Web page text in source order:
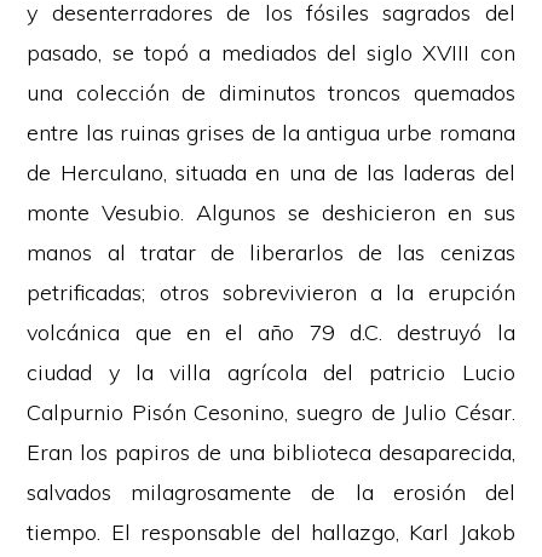
y desenterradores de los fósiles sagrados del
pasado, se topó a mediados del siglo XVIII con
una colección de diminutos troncos quemados
entre las ruinas grises de la antigua urbe romana
de Herculano, situada en una de las laderas del
monte Vesubio. Algunos se deshicieron en sus
manos al tratar de liberarlos de las cenizas
petrificadas; otros sobrevivieron a la erupción
volcánica que en el año 79 d.C. destruyó la
ciudad y la villa agrícola del patricio Lucio
Calpurnio Pisón Cesonino, suegro de Julio César.
Eran los papiros de una biblioteca desaparecida,
salvados milagrosamente de la erosión del
tiempo. El responsable del hallazgo, Karl Jakob